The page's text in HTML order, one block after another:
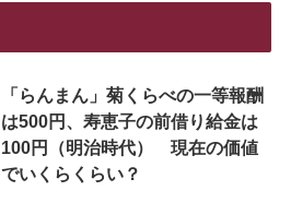
「らんまん」菊くらべの一等報酬
は500円、寿恵子の前借り給金は
100円（明治時代） 現在の価値
でいくらくらい？